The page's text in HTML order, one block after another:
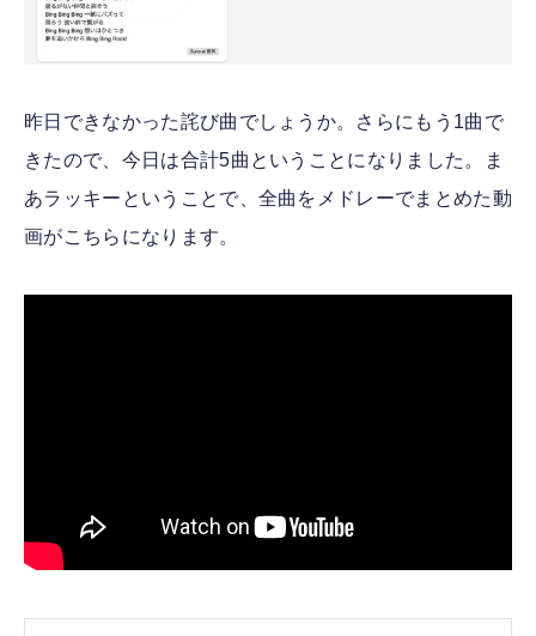
昨日できなかった詫び曲でしょうか。さらにもう1曲で
きたので、今日は合計5曲ということになりました。ま
あラッキーということで、全曲をメドレーでまとめた動
画がこちらになります。